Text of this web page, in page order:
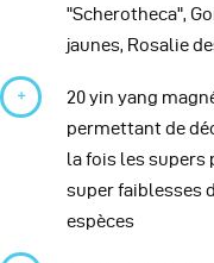
"Scherotheca",
jaunes, Rosalie
20 yin yang
permettant de
la fois les supers
super faiblesses
espèces